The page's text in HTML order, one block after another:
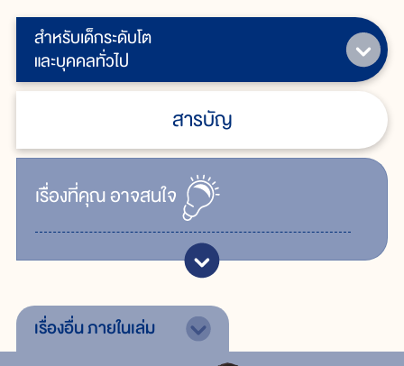
สำหรับเด็กระดับโต
และบุคคลทั่วไป
สารบัญ
เรื่ิองที่คุณอาจสนใจ
เรื่องอื่นภายในเล่ม